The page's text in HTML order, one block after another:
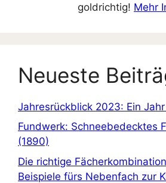
goldrichtig! Mehr
Neueste
Jahresrückblick 2023: Ein
Fundwerk: Schneebedecktes
(1890)
Die richtige
Beispiele fürs Nebenfach zur